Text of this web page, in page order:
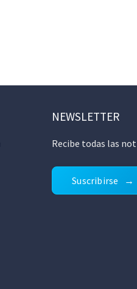
NEWSLETTER
Recibe todas las
Suscribirse